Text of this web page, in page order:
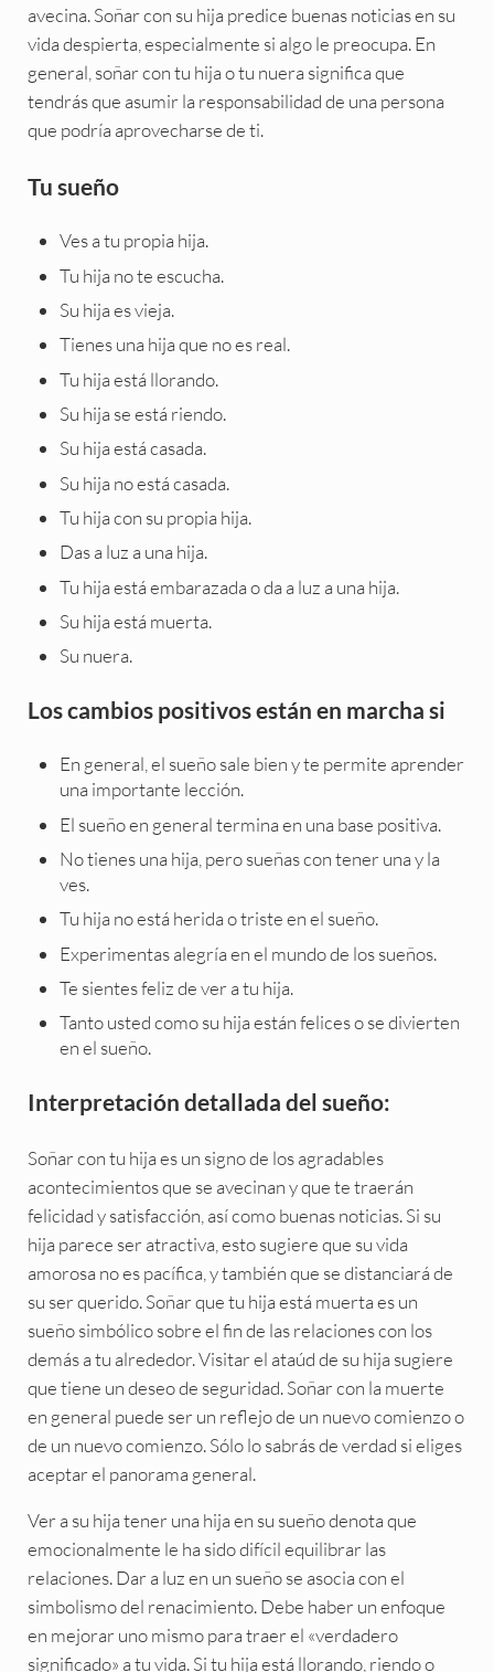
avecina. Soñar con su hija predice buenas noticias en su
vida despierta, especialmente si algo le preocupa. En
general, soñar con tu hija o tu nuera significa que
tendrás que asumir la responsabilidad de una persona
que podría aprovecharse de ti.
Tu sueño
Ves a tu propia hija.
Tu hija no te escucha.
Su hija es vieja.
Tienes una hija que no es real.
Tu hija está llorando.
Su hija se está riendo.
Su hija está casada.
Su hija no está casada.
Tu hija con su propia hija.
Das a luz a una hija.
Tu hija está embarazada o da a luz a una hija.
Su hija está muerta.
Su nuera.
Los cambios positivos están en marcha si
En general, el sueño sale bien y te permite aprender
una importante lección.
El sueño en general termina en una base positiva.
No tienes una hija, pero sueñas con tener una y la
ves.
Tu hija no está herida o triste en el sueño.
Experimentas alegría en el mundo de los sueños.
Te sientes feliz de ver a tu hija.
Tanto usted como su hija están felices o se divierten
en el sueño.
Interpretación detallada del sueño:
Soñar con tu hija es un signo de los agradables
acontecimientos que se avecinan y que te traerán
felicidad y satisfacción, así como buenas noticias. Si su
hija parece ser atractiva, esto sugiere que su vida
amorosa no es pacífica, y también que se distanciará de
su ser querido. Soñar que tu hija está muerta es un
sueño simbólico sobre el fin de las relaciones con los
demás a tu alrededor. Visitar el ataúd de su hija sugiere
que tiene un deseo de seguridad. Soñar con la muerte
en general puede ser un reflejo de un nuevo comienzo o
de un nuevo comienzo. Sólo lo sabrás de verdad si eliges
aceptar el panorama general.
Ver a su hija tener una hija en su sueño denota que
emocionalmente le ha sido difícil equilibrar las
relaciones. Dar a luz en un sueño se asocia con el
simbolismo del renacimiento. Debe haber un enfoque
en mejorar uno mismo para traer el «verdadero
significado» a tu vida. Si tu hija está llorando, riendo o